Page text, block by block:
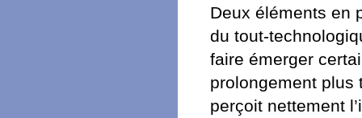
Deux éléments en
du tout-
faire émerger
prolongement plus
perçoit nettement